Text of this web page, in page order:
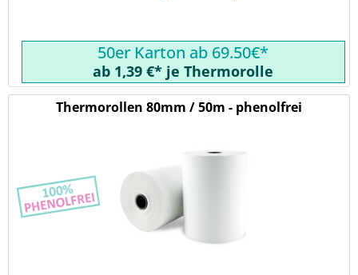
50er Karton ab 69.50€*
ab 1,39 €* je Thermorolle
Thermorollen 80mm / 50m - phenolfrei